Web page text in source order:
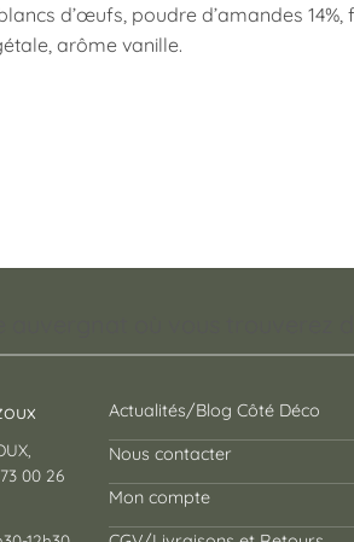
d’œufs, poudre d’amandes
arôme vanille.
00 26
Actualités/Blog Côté Déco
Nous contacter
Mon compte